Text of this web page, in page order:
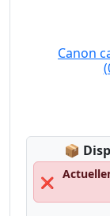
Canon
📦
❌